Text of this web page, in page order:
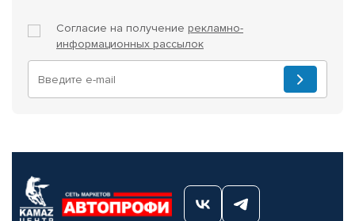
Согласие на получение рекламно-
информационных рассылок